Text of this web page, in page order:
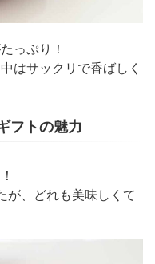
っぷり！
はサックリで香ばしく
フトの魅力
が、どれも美味しくて